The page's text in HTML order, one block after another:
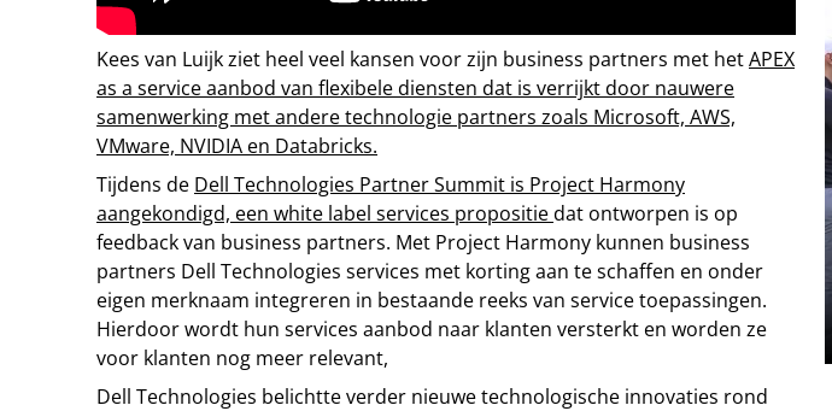
Kees van Luijk ziet heel veel kansen voor zijn business partners met hetAPEX
as a service aanbod van flexibele diensten dat is verrijkt door nauwere
samenwerking met andere technologie partners zoals Microsoft, AWS,
VMware, NVIDIA en Databricks.
Tijdens de Dell Technologies Partner Summit is Project Harmony
aangekondigd, een white label services propositiedat ontworpen is op
feedback van business partners. Met Project Harmony kunnen business
partners Dell Technologies services met korting aan te schaffen en onder
eigen merknaam integreren in bestaande reeks van service toepassingen.
Hierdoor wordt hun services aanbod naar klanten versterkt en worden ze
voor klanten nog meer relevant,
Dell Technologies belichtte verder nieuwe technologische innovaties rond